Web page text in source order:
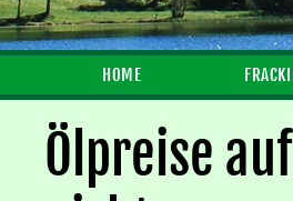
HOME
Ölpreise